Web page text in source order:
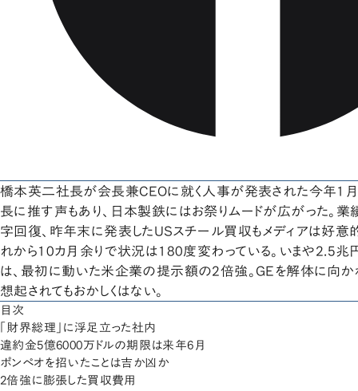
橋本英二社長が会長兼CEOに就く人事が発表された今年1
長に推す声もあり、日本製鉄にはお祭りムードが広がった。
字回復、昨年末に発表したUSスチール買収もメディアは好意
れから10カ月余りで状況は180度変わっている。いまや2.5
は、最初に動いた米企業の提示額の2倍強。GEを解体に向か
想起されてもおかしくはない。
目次
「財界総理」に浮足立った社内
違約金5億6000万ドルの期限は来年6月
ポンペオを招いたことは吉か凶か
2倍強に膨張した買収費用